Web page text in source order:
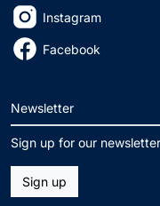
Instagram
Facebook
Newsletter
Sign up for our
Sign up